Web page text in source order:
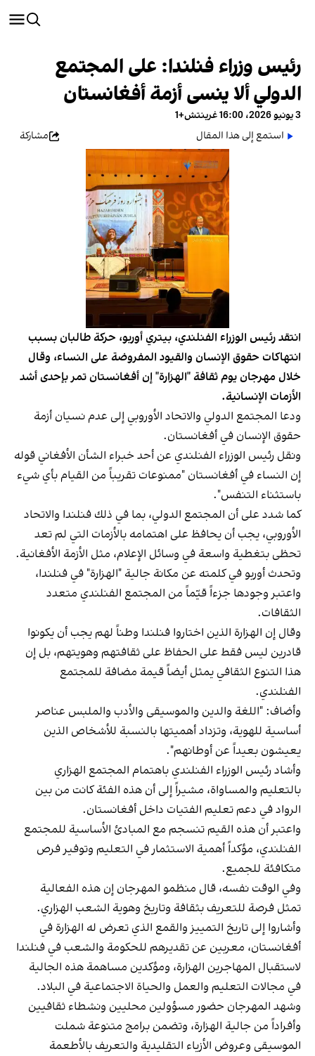
رئيس وزراء فنلندا: على المجتمع
الدولي ألا ينسى أزمة أفغانستان
3 يونيو 2026، 16:00 غرينتش+1
استمع إلى هذا المقال
مشاركة
انتقد رئيس الوزراء الفنلندي، بيتري أوربو، حركة طالبان بسبب
انتهاكات حقوق الإنسان والقيود المفروضة على النساء، وقال
خلال مهرجان يوم ثقافة "الهزارة" إن أفغانستان تمر بإحدى أشد
الأزمات الإنسانية.
ودعا المجتمع الدولي والاتحاد الأوروبي إلى عدم نسيان أزمة
حقوق الإنسان في أفغانستان.
ونقل رئيس الوزراء الفنلندي عن أحد خبراء الشأن الأفغاني قوله
إن النساء في أفغانستان "ممنوعات تقريباً من القيام بأي شيء
باستثناء التنفس".
كما شدد على أن المجتمع الدولي، بما في ذلك فنلندا والاتحاد
الأوروبي، يجب أن يحافظ على اهتمامه بالأزمات التي لم تعد
تحظى بتغطية واسعة في وسائل الإعلام، مثل الأزمة الأفغانية.
وتحدث أوربو في كلمته عن مكانة جالية "الهزارة" في فنلندا،
واعتبر وجودها جزءاً قيّماً من المجتمع الفنلندي متعدد
الثقافات.
وقال إن الهزارة الذين اختاروا فنلندا وطناً لهم يجب أن يكونوا
قادرين ليس فقط على الحفاظ على ثقافتهم وهويتهم، بل إن
هذا التنوع الثقافي يمثل أيضاً قيمة مضافة للمجتمع
الفنلندي.
وأضاف: "اللغة والدين والموسيقى والأدب والملبس عناصر
أساسية للهوية، وتزداد أهميتها بالنسبة للأشخاص الذين
يعيشون بعيداً عن أوطانهم".
وأشاد رئيس الوزراء الفنلندي باهتمام المجتمع الهزاري
بالتعليم والمساواة، مشيراً إلى أن هذه الفئة كانت من بين
الرواد في دعم تعليم الفتيات داخل أفغانستان.
واعتبر أن هذه القيم تنسجم مع المبادئ الأساسية للمجتمع
الفنلندي، مؤكداً أهمية الاستثمار في التعليم وتوفير فرص
متكافئة للجميع.
وفي الوقت نفسه، قال منظمو المهرجان إن هذه الفعالية
تمثل فرصة للتعريف بثقافة وتاريخ وهوية الشعب الهزاري.
وأشاروا إلى تاريخ التمييز والقمع الذي تعرض له الهزارة في
أفغانستان، معربين عن تقديرهم للحكومة والشعب في فنلندا
لاستقبال المهاجرين الهزارة، ومؤكدين مساهمة هذه الجالية
في مجالات التعليم والعمل والحياة الاجتماعية في البلاد.
وشهد المهرجان حضور مسؤولين محليين ونشطاء ثقافيين
وأفراداً من جالية الهزارة، وتضمن برامج متنوعة شملت
الموسيقى وعروض الأزياء التقليدية والتعريف بالأطعمة